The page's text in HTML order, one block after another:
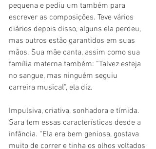
pequena e pediu um também para
escrever as composições. Teve vários
diários depois disso, alguns ela perdeu,
mas outros estão garantidos em suas
mãos. Sua mãe canta, assim como sua
família materna também: “Talvez esteja
no sangue, mas ninguém seguiu
carreira musical”, ela diz.
Impulsiva, criativa, sonhadora e tímida.
Sara tem essas características desde a
infância. “Ela era bem geniosa, gostava
muito de correr e tinha os olhos voltados